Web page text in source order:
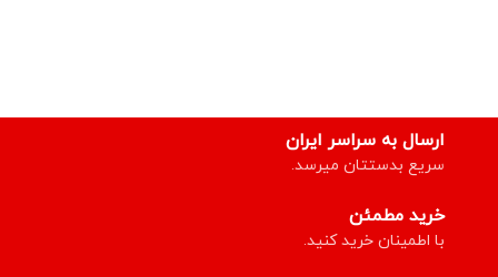
ارسال به سراسر ایران
سریع بدستتان میرسد.
خرید مطمئن
با اطمینان خرید کنید.